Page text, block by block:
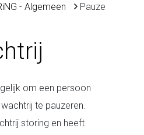
- Algemeen
Pauze
om een persoon
te pauzeren.
storing en heeft